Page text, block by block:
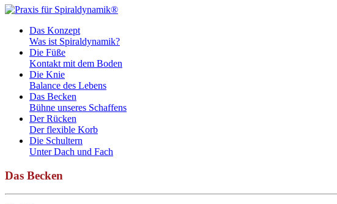
Das Konzept
Was ist Spiraldynamik?
Die Füße
Kontakt mit dem Boden
Die Knie
Balance des Lebens
Das Becken
Bühne unseres Schaffens
Der Rücken
Der flexible Korb
Die Schultern
Unter Dach und Fach
Das Becken